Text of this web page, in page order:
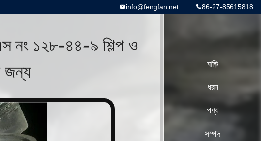
86-27-85615818
info@fengfan.net
নং ১২৮-৪৪-৯ শিল্প ও
জন্য
বাড়ি
ধরন
পণ্য
সম্পদ